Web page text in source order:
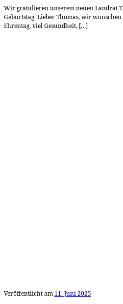
Wir gratulieren unserem neuen Landrat
Geburtstag. Lieber Thomas, wir
Ehrentag, viel Gesundheit, […]
Veröffentlicht am 11. Juni 2025